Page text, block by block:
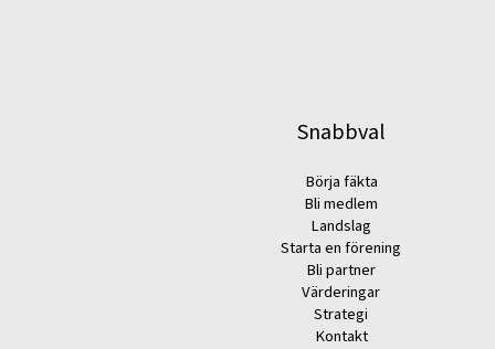
Snabbval
Börja fäkta
Bli medlem
Landslag
Starta en förening
Bli partner
Värderingar
Strategi
Kontakt